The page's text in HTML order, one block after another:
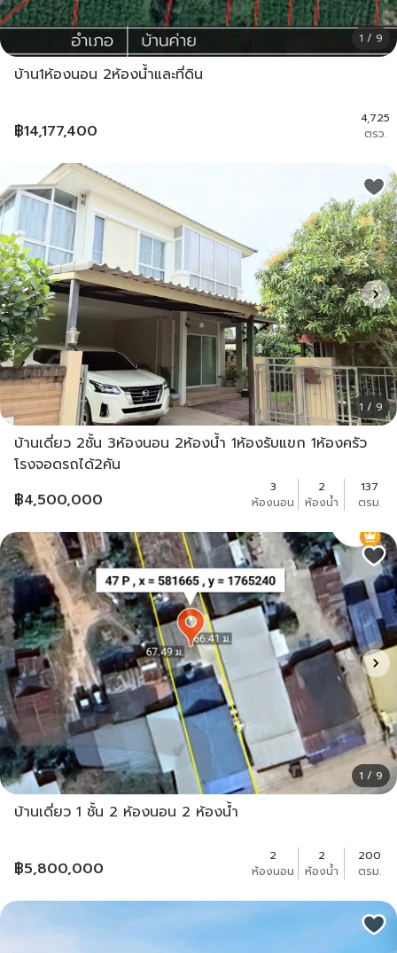
1 / 9
บ้าน1ห้องนอน 2ห้องน้ำและที่ดิน
฿14,177,400
4,725
ตรว.
1 / 9
บ้านเดี่ยว 2ชั้น 3ห้องนอน 2ห้องน้ำ 1ห้องรับแขก 1ห้องครัว
โรงจอดรถได้2คัน
฿4,500,000
3
ห้องนอน
2
ห้องน้ำ
137
ตรม.
1 / 9
บ้านเดี่ยว 1 ชั้น 2 ห้องนอน 2 ห้องน้ำ
฿5,800,000
2
ห้องนอน
2
ห้องน้ำ
200
ตรม.